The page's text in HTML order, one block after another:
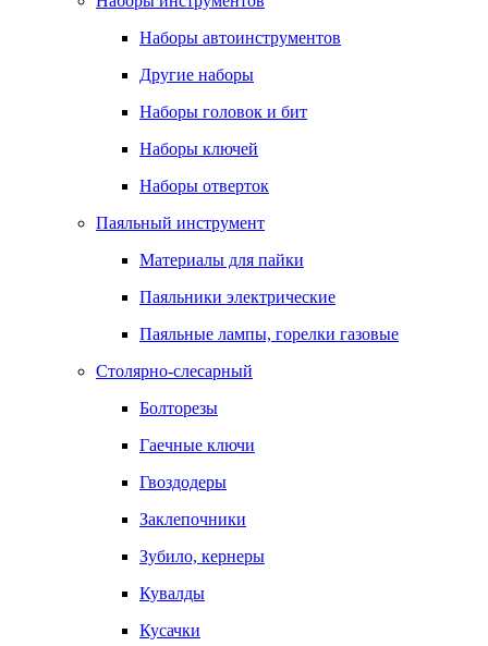
Наборы автоинструментов
Другие наборы
Наборы головок и бит
Наборы ключей
Наборы отверток
Паяльный инструмент
Материалы для пайки
Паяльники электрические
Паяльные лампы, горелки газовые
Столярно-слесарный
Болторезы
Гаечные ключи
Гвоздодеры
Заклепочники
Зубило, кернеры
Кувалды
Кусачки